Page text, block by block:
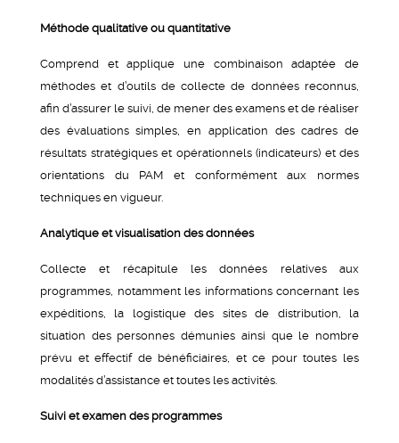
Méthode qualitative ou quantitative
Comprend et applique une combinaison adaptée de
méthodes et d’outils de collecte de données reconnus,
afin d’assurer le suivi, de mener des examens et de réaliser
des évaluations simples, en application des cadres de
résultats stratégiques et opérationnels (indicateurs) et des
orientations du PAM et conformément aux normes
techniques en vigueur.
Analytique et visualisation des données
Collecte et récapitule les données relatives aux
programmes, notamment les informations concernant les
expéditions, la logistique des sites de distribution, la
situation des personnes démunies ainsi que le nombre
prévu et effectif de bénéficiaires, et ce pour toutes les
modalités d’assistance et toutes les activités.
Suivi et examen des programmes